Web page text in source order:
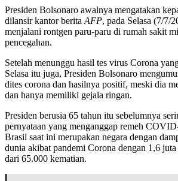
Presiden Bolsonaro awalnya mengatakan
dilansir kantor berita AFP, pada Selasa (7/7/
menjalani rontgen paru-paru di rumah sakit
pencegahan.
Setelah menunggu hasil tes virus Corona
Selasa itu juga, Presiden Bolsonaro
dites corona dan hasilnya positif, meski dia
dan hanya memiliki gejala ringan.
Presiden berusia 65 tahun itu sebelumnya
pernyataan yang menganggap remeh
Brasil saat ini merupakan negara dengan
dunia akibat pandemi Corona dengan 1,6
dari 65.000 kematian.